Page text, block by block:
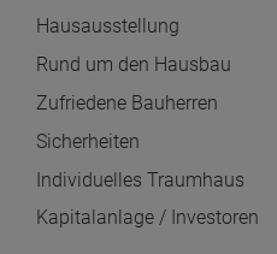
Hausausstellung
Rund um den Hausbau
Zufriedene Bauherren
Sicherheiten
Individuelles Traumhaus
Kapitalanlage / Investoren